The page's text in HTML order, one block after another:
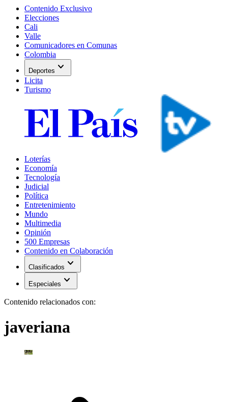
Contenido Exclusivo
Elecciones
Cali
Valle
Comunicadores en Comunas
Colombia
Deportes expand_more
Licita
Turismo
Loterías
Economía
Tecnología
Judicial
Política
Entretenimiento
Mundo
Multimedia
Opinión
500 Empresas
Contenido en Colaboración
Clasificados expand_more
Especiales expand_more
Contenido relacionados con:
javeriana